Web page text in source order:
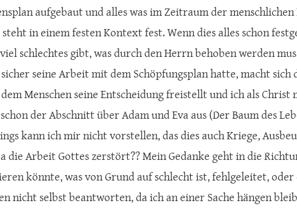
aufgebaut und alles was im Zeitraum der
in einem festen Kontext fest. Wenn dies alles schon
schlechtes gibt, was durch den Herrn behoben werden
seine Arbeit mit dem Schöpfungsplan hatte, macht
Menschen seine Entscheidung freistellt und ich als Christ
der Abschnitt über Adam und Eva aus (Der Baum des
kann ich mir nicht vorstellen, das dies auch Kriege,
die Arbeit Gottes zerstört?? Mein Gedanke geht in die
könnte, was von Grund auf schlecht ist, fehlgeleitet,
nicht selbst beantworten, da ich an einer Sache hängen